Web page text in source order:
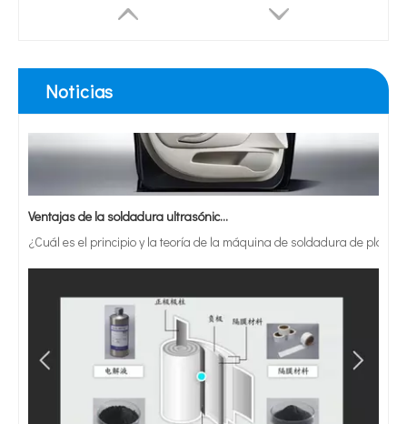
Noticias
Ventajas de la soldadura ultrasónica de paneles de puertas de automóviles
¿Cuál es el principio y la teoría de la máquina de soldadura de